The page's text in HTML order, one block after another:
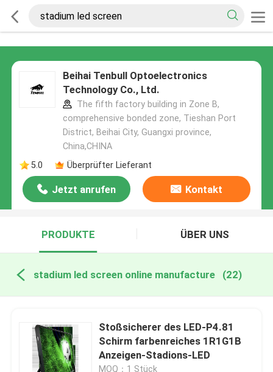
Beihai Tenbull Optoelectronics
Technology Co., Ltd.
The fifth factory building in Zone B,
comprehensive bonded zone, Tieshan Port
District, Beihai City, Guangxi province,
China,CHINA
5.0
Überprüfter Lieferant
Jetzt anrufen Kontakt
PRODUKTE ÜBER UNS
stadium led screen online manufacture (22)
Stoßsicherer des LED-P4.81
Schirm farbenreiches 1R1G1B
Anzeigen-Stadions-LED
MOQ：1 Stück